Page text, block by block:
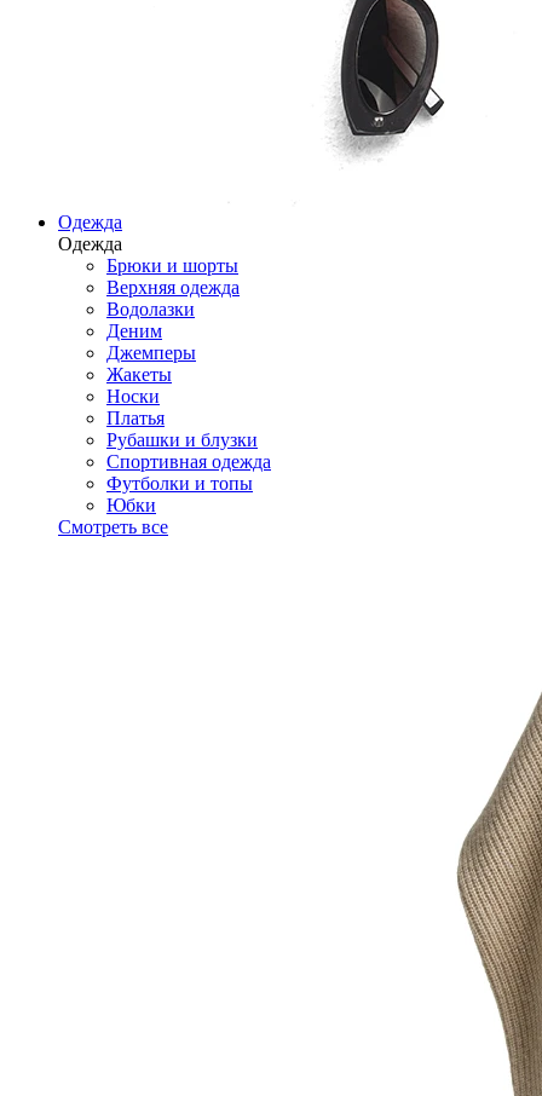
Одежда
Одежда
Брюки и шорты
Верхняя одежда
Водолазки
Деним
Джемперы
Жакеты
Носки
Платья
Рубашки и блузки
Спортивная одежда
Футболки и топы
Юбки
Смотреть все